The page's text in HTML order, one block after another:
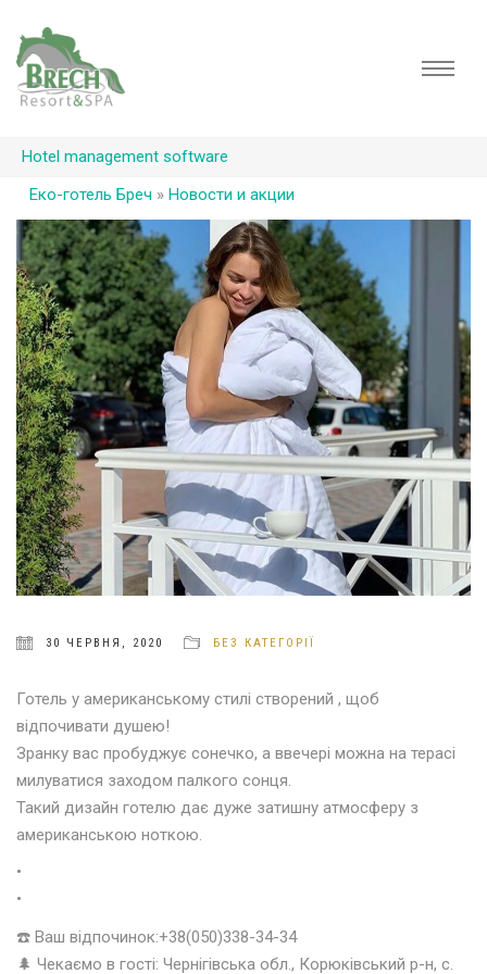
Hotel management software
Еко-готель Бреч » Новости и акции
30 ЧЕРВНЯ, 2020 БЕЗ КАТЕГОРІЇ
Готель у американському стилі створений , щоб
відпочивати душею!
Зранку вас пробуджує сонечко, а ввечері можна на терасі
милуватися заходом палкого сонця
Такий дизайн готелю дає дуже затишну атмосферу з
американською ноткою
•
•
☎️ Ваш відпочинок:+38(050)338-34-34
🌲 Чекаємо в гості: Чернігівська обл., Корюківський р-н, с.